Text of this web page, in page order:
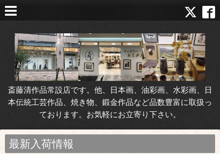
斎藤清作品常設店です。他、日本画、油彩画、水彩画、日
本伝統工芸作品、焼き物、鍛金作品など品数豊富に取扱っ
ております。お気軽にお立寄り下さい。
最新入荷情報